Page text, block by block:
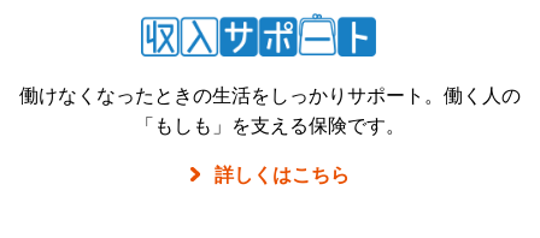
働けなくなったときの生活をしっかりサポート。働く人の
「もしも」を支える保険です。
詳しくはこちら